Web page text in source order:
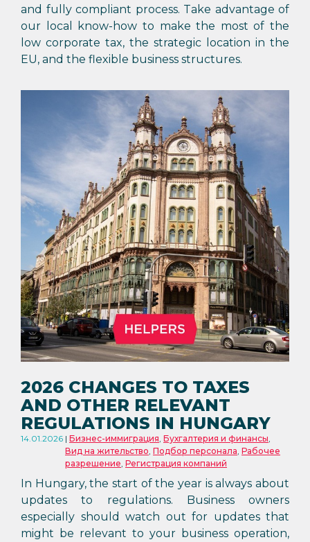
and fully compliant process. Take advantage of
our local know-how to make the most of the
low corporate tax, the strategic location in the
EU, and the flexible business structures.
2026 CHANGES TO TAXES
AND OTHER RELEVANT
REGULATIONS IN HUNGARY
14.01.2026 Бизнес-иммиграция, Бухгалтерия и финансы,
Вид на жительство, Подбор персонала, Рабочее
разрешение, Регистрация компаний
In Hungary, the start of the year is always about
updates to regulations. Business owners
especially should watch out for updates that
might be relevant to your business operation,